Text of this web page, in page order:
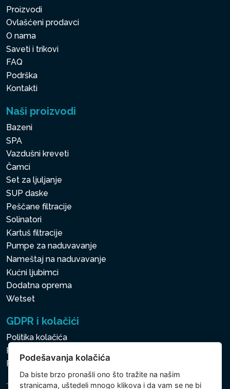
Proizvodi
Ovlašćeni prodavci
O nama
Saveti i trikovi
FAQ
Podrška
Kontakti
Naši proizvodi
Bazeni
SPA
Vazdušni kreveti
Čamci
Set za ljuljanje
SUP daske
Peščane filtracije
Solinatori
Kartuš filtracije
Pumpe za naduvavanje
Nameštaj na naduvavanje
Kućni ljubimci
Dodatna oprema
Wetset
GDPR i kolačići
Politika kolačića
Politika zaštite ličnih i drugih obrađivanih podataka
Politika kolačića
Podešavanja kolačića
Da biste brzo pronašli ono što tražite na našim
stranicama, uštedeli mnogo klikova i da vam se ne bi